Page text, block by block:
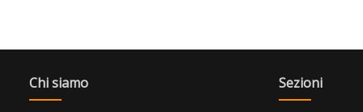
Chi siamo Sezioni